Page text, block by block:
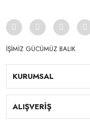
İŞİMİZ GÜCÜMÜZ BALIK
KURUMSAL
ALIŞVERİŞ